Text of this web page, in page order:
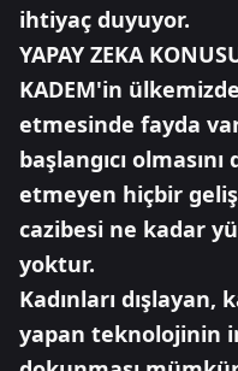
ihtiyaç duyuyor.
YAPAY ZEKA
KADEM'in
etmesinde fayda
başlangıcı
etmeyen hiçbir
cazibesi ne kadar
yoktur.
Kadınları dışlayan,
yapan teknolojinin